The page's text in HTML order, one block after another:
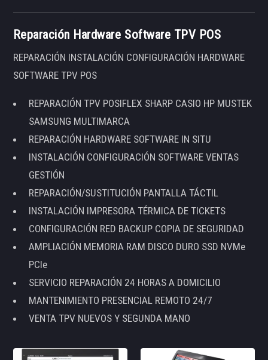
Reparación Hardware Software TPV POS
REPARACIÓN INSTALACIÓN CONFIGURACIÓN HARDWARE
SOFTWARE TPV POS
REPARACIÓN TPV POSIFLEX SHARP CASIO HP MUSTEK
SAMSUNG MULTIMARCA
REPARACIÓN HARDWARE SOFTWARE IN SITU
INSTALACIÓN CONFIGURACIÓN SOFTWARE VENTAS
GESTIÓN
REPARACIÓN/SUSTITUCIÓN PANTALLA TÁCTIL
INSTALACIÓN IMPRESORA TÉRMICA DE TICKETS
CONFIGURACIÓN RED BACKUP COPIA DE SEGURIDAD
AMPLIACIÓN MEMORIA RAM DISCO DURO SSD NVMe
PCIe
SERVICIO REPARACIÓN 24 HORAS A DOMICILIO
MANTENIMIENTO PRESENCIAL REMOTO 24/7
VENTA TPV NUEVOS Y SEGUNDA MANO